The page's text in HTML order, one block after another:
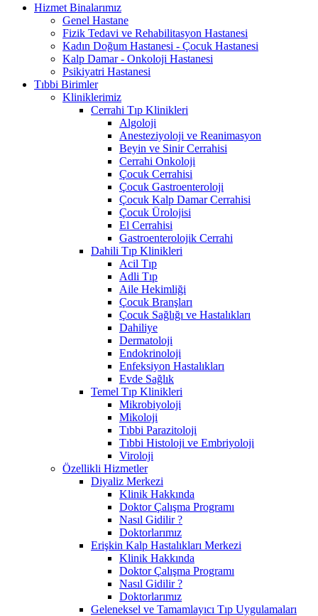
Hizmet Binalarımız
Genel Hastane
Fizik Tedavi ve Rehabilitasyon Hastanesi
Kadın Doğum Hastanesi - Çocuk Hastanesi
Kalp Damar - Onkoloji Hastanesi
Psikiyatri Hastanesi
Tıbbi Birimler
Kliniklerimiz
Cerrahi Tıp Klinikleri
Algoloji
Anesteziyoloji ve Reanimasyon
Beyin ve Sinir Cerrahisi
Cerrahi Onkoloji
Çocuk Cerrahisi
Çocuk Gastroenteroloji
Çocuk Kalp Damar Cerrahisi
Çocuk Ürolojisi
El Cerrahisi
Gastroenterolojik Cerrahi
Dahili Tıp Klinikleri
Acil Tıp
Adli Tıp
Aile Hekimliği
Çocuk Branşları
Çocuk Sağlığı ve Hastalıkları
Dahiliye
Dermatoloji
Endokrinoloji
Enfeksiyon Hastalıkları
Evde Sağlık
Temel Tıp Klinikleri
Mikrobiyoloji
Mikoloji
Tıbbi Parazitoloji
Tıbbi Histoloji ve Embriyoloji
Viroloji
Özellikli Hizmetler
Diyaliz Merkezi
Klinik Hakkında
Doktor Çalışma Programı
Nasıl Gidilir ?
Doktorlarımız
Erişkin Kalp Hastalıkları Merkezi
Klinik Hakkında
Doktor Çalışma Programı
Nasıl Gidilir ?
Doktorlarımız
Geleneksel ve Tamamlayıcı Tıp Uygulamaları